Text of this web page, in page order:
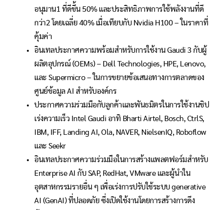
อนุมาน1 ที่ดีขึ้น 50% และประสิทธิภาพการใช้พลังงานที่ดี
กว่า2 โดยเฉลี่ย 40% เมื่อเทียบกับ Nvidia H100 – ในราคาที่
คุ้มค่า
อินเทลประกาศความพร้อมสำหรับการใช้งาน Gaudi 3 กับผู้
ผลิตอุปกรณ์ (OEMs) – Dell Technologies, HPE, Lenovo,
และ Supermicro – ในการขยายข้อเสนอทางการตลาดของ
ศูนย์ข้อมูล AI สำหรับองค์กร
ประกาศความร่วมมือกับลูกค้าและพันธมิตรในการใช้งานชิป
เร่งความเร็ว Intel Gaudi อาทิ Bharti Airtel, Bosch, CtrlS,
IBM, IFF, Landing AI, Ola, NAVER, NielsenIQ, Roboflow
และ Seekr
อินเทลประกาศความร่วมมือในการสร้างแพลตฟอร์มสำหรับ
Enterprise AI กับ SAP, RedHat, VMware และผู้นำใน
อุตสาหกรรมรายอื่น ๆ เพื่อเร่งการปรับใช้ระบบ generative
AI (GenAI) ที่ปลอดภัย ซึ่งเปิดใช้งานโดยการสร้างการดึง